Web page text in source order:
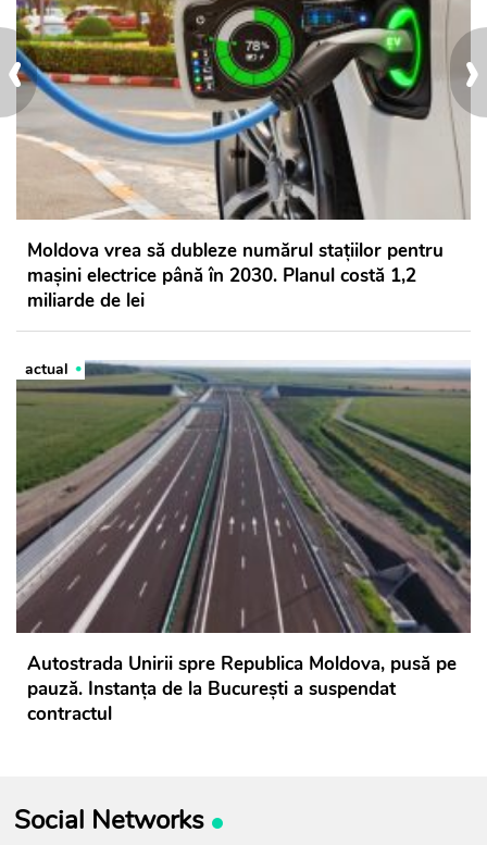
›
‹
Moldova vrea să dubleze numărul stațiilor pentru
mașini electrice până în 2030. Planul costă 1,2
miliarde de lei
actual
Autostrada Unirii spre Republica Moldova, pusă pe
pauză. Instanța de la București a suspendat
contractul
Social Networks